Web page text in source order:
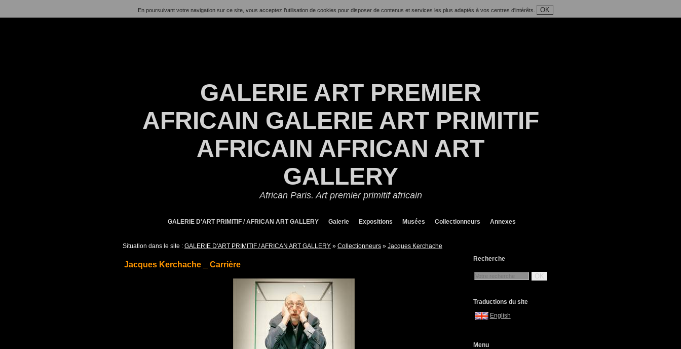
En poursuivant votre navigation sur ce site, vous acceptez l’utilisation de cookies pour disposer de contenus et services les plus adaptés à vos centres d'intérêts. OK
GALERIE ART PREMIER
AFRICAIN GALERIE ART PRIMITIF
AFRICAIN AFRICAN ART
GALLERY
African Paris. Art premier primitif africain
GALERIE D'ART PRIMITIF / AFRICAN ART GALLERY Galerie Expositions Musées Collectionneurs Annexes
Situation dans le site : GALERIE D'ART PRIMITIF / AFRICAN ART GALLERY » Collectionneurs » Jacques Kerchache
Jacques Kerchache _ Carrière
Recherche
OK
Traductions du site
English
Menu